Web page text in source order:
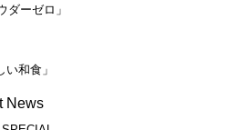
ダーゼロ」
い和食」
News